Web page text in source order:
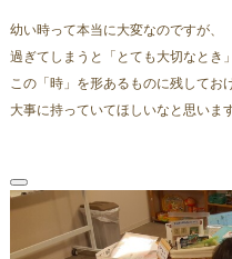
幼い時って本当に大変なのですが、
過ぎてしまうと「とても大切なとき」
この「時」を形あるものに残してお
大事に持っていてほしいなと思います